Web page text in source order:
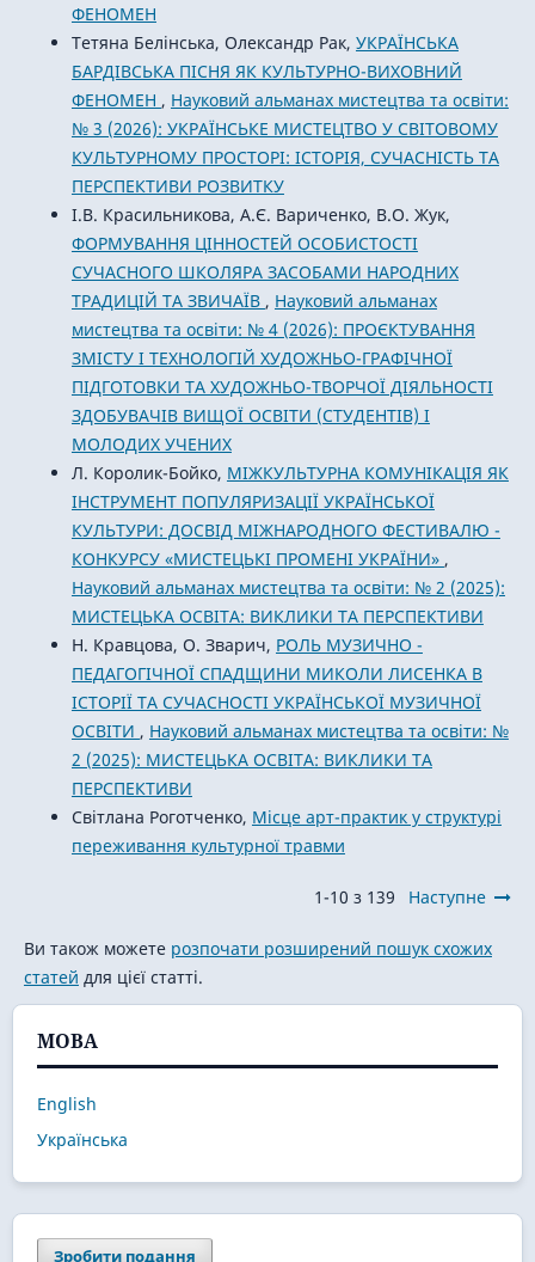
ФЕНОМЕН
Тетяна Белінська, Олександр Рак, УКРАЇНСЬКА
БАРДІВСЬКА ПІСНЯ ЯК КУЛЬТУРНО-ВИХОВНИЙ
ФЕНОМЕН , Науковий альманах мистецтва та освіти:
№ 3 (2026): УКРАЇНСЬКЕ МИСТЕЦТВО У СВІТОВОМУ
КУЛЬТУРНОМУ ПРОСТОРІ: ІСТОРІЯ, СУЧАСНІСТЬ ТА
ПЕРСПЕКТИВИ РОЗВИТКУ
І.В. Красильникова, А.Є. Вариченко, В.О. Жук,
ФОРМУВАННЯ ЦІННОСТЕЙ ОСОБИСТОСТІ
СУЧАСНОГО ШКОЛЯРА ЗАСОБАМИ НАРОДНИХ
ТРАДИЦІЙ ТА ЗВИЧАЇВ , Науковий альманах
мистецтва та освіти: № 4 (2026): ПРОЄКТУВАННЯ
ЗМІСТУ І ТЕХНОЛОГІЙ ХУДОЖНЬО-ГРАФІЧНОЇ
ПІДГОТОВКИ ТА ХУДОЖНЬО-ТВОРЧОЇ ДІЯЛЬНОСТІ
ЗДОБУВАЧІВ ВИЩОЇ ОСВІТИ (СТУДЕНТІВ) І
МОЛОДИХ УЧЕНИХ
Л. Королик-Бойко, МІЖКУЛЬТУРНА КОМУНІКАЦІЯ ЯК
ІНСТРУМЕНТ ПОПУЛЯРИЗАЦІЇ УКРАЇНСЬКОЇ
КУЛЬТУРИ: ДОСВІД МІЖНАРОДНОГО ФЕСТИВАЛЮ -
КОНКУРСУ «МИСТЕЦЬКІ ПРОМЕНІ УКРАЇНИ» ,
Науковий альманах мистецтва та освіти: № 2 (2025):
МИСТЕЦЬКА ОСВІТА: ВИКЛИКИ ТА ПЕРСПЕКТИВИ
Н. Кравцова, О. Зварич, РОЛЬ МУЗИЧНО -
ПЕДАГОГІЧНОЇ СПАДЩИНИ МИКОЛИ ЛИСЕНКА В
ІСТОРІЇ ТА СУЧАСНОСТІ УКРАЇНСЬКОЇ МУЗИЧНОЇ
ОСВІТИ , Науковий альманах мистецтва та освіти: №
2 (2025): МИСТЕЦЬКА ОСВІТА: ВИКЛИКИ ТА
ПЕРСПЕКТИВИ
Світлана Роготченко, Місце арт-практик у структурі
переживання культурної травми
1-10 з 139 Наступне
Ви також можете розпочати розширений пошук схожих
статей для цієї статті.
МОВА
English
Українська
Зробити подання